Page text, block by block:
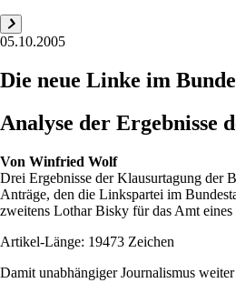
05.10.2005
Die neue Linke im
Analyse der Ergebnisse
Von Winfried Wolf
Drei Ergebnisse der Klausurtagung der
Anträge, den die Linkspartei im
zweitens Lothar Bisky für das Amt eines
Artikel-Länge: 19473 Zeichen
Damit unabhängiger Journalismus